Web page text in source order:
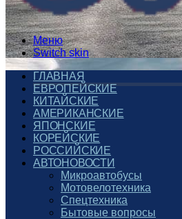
Меню
Switch skin
ГЛАВНАЯ
ЕВРОПЕЙСКИЕ
КИТАЙСКИЕ
АМЕРИКАНСКИЕ
ЯПОНСКИЕ
КОРЕЙСКИЕ
РОССИЙСКИЕ
АВТОНОВОСТИ
Микроавтобусы
Мотовелотехника
Спецтехника
Бытовые вопросы